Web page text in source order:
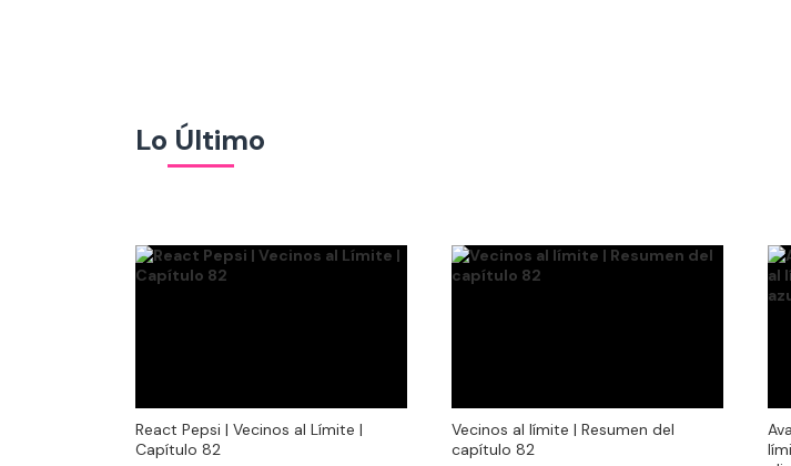
Lo Último
Capítulo 82
React Pepsi | Vecinos al Límite |
Capítulo 82
capítulo 82
Vecinos al límite | Resumen del
capítulo 82